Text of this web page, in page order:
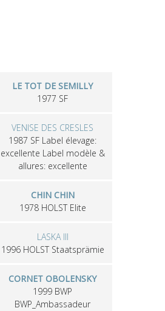
LE TOT DE SEMILLY
1977 SF
VENISE DES CRESLES
1987 SF Label élevage:
excellente Label modèle &
allures: excellente
CHIN CHIN
1978 HOLST Elite
LASKA III
1996 HOLST Staatsprämie
CORNET OBOLENSKY
1999 BWP
BWP_Ambassadeur